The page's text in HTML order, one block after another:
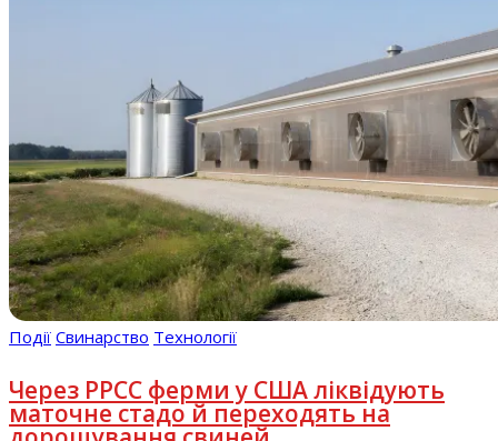
Події Свинарство Технології
Через РРСС ферми у США ліквідують
маточне стадо й переходять на